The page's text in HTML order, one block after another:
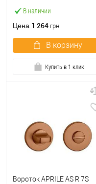
В наличии
Цена 1 264 грн.
В корзину
Купить в 1 клик
Вороток APRILE AS R 7S